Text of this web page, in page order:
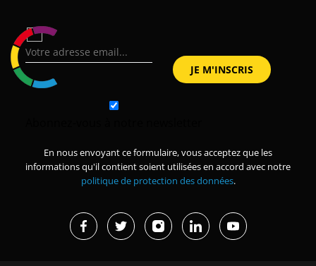
En nous envoyant ce formulaire, vous acceptez que les
informations qu'il contient soient utilisées en accord avec notre
politique de protection des données.